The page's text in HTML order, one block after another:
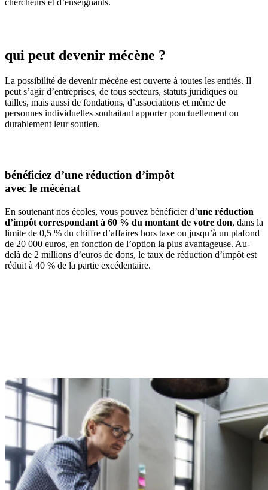
chercheurs et d’enseignants.
qui peut devenir mécène ?
La possibilité de devenir mécène est ouverte à toutes les entités. Il
peut s’agir d’entreprises, de tous secteurs, statuts juridiques ou
tailles, mais aussi de fondations, d’associations et même de
personnes individuelles souhaitant apporter ponctuellement ou
durablement leur soutien.
bénéficiez d’une réduction d’impôt
avec le mécénat
En soutenant nos écoles, vous pouvez bénéficier d’une réduction
d’impôt correspondant à 60 % du montant de votre don, dans la
limite de 0,5 % du chiffre d’affaires hors taxe ou jusqu’à un plafond
de 20 000 euros, en fonction de l’option la plus avantageuse. Au-
delà de 2 millions d’euros de dons, le taux de réduction d’impôt est
réduit à 40 % de la partie excédentaire.